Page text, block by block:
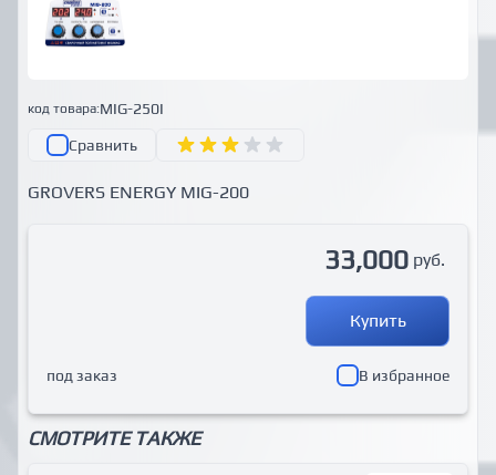
код товара:MIG-250I
Сравнить
GROVERS ENERGY MIG-200
33,000 руб.
Купить
под заказ В избранное
СМОТРИТЕ ТАКЖЕ